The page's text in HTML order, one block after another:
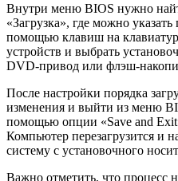
Внутри меню BIOS нужно
«Загрузка», где можно
помощью клавиш на
устройств и выбрать
DVD-привод или флэш-
После настройки порядка
изменения и выйти из меню
помощью опции «Save and
Компьютер перезагрузится и
систему с установочного
Важно отметить, что процесс